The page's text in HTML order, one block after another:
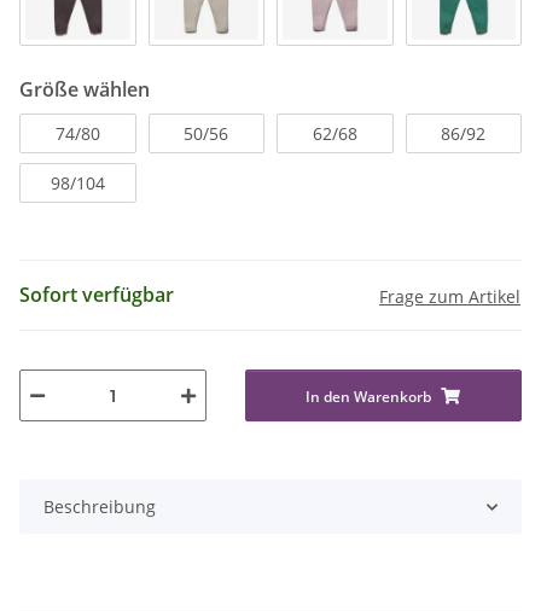
Größe wählen
74/80 50/56 62/68 86/92
98/104
Sofort verfügbar Frage zum Artikel
In den Warenkorb
Beschreibung